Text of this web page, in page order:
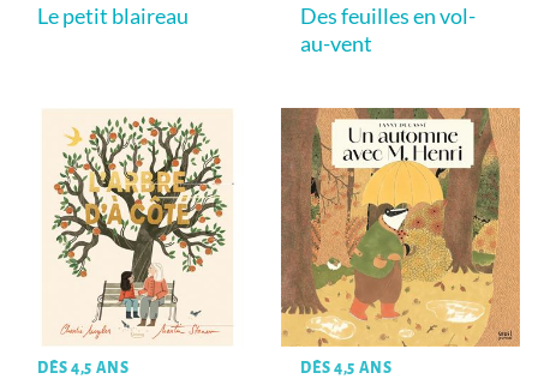
Le petit blaireau
Des feuilles en vol-
au-vent
DÈS 4,5 ANS DÈS 4,5 ANS